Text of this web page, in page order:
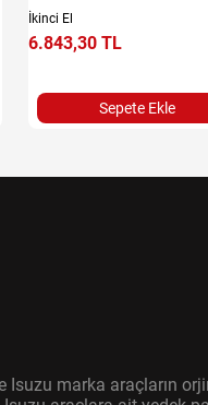
İkinci El
6.843,30 TL
Sepete Ekle
marka araçların